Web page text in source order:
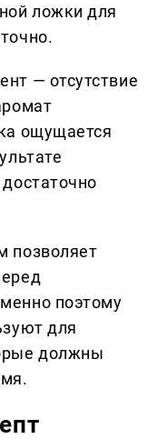
ложки для
— отсутствие
ощущается
позволяет
поэтому
для
должны